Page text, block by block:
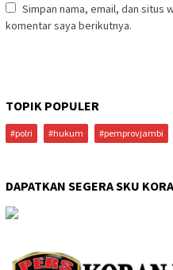
Simpan nama, email, dan situs
komentar saya berikutnya.
TOPIK POPULER
#polri #hukum #pemprovjambi
DAPATKAN SEGERA SKU